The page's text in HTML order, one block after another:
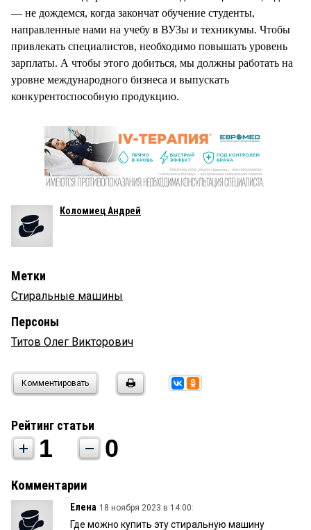
— не дождемся, когда закончат обучение студенты,
направленные нами на учебу в ВУЗы и техникумы. Чтобы
привлекать специалистов, необходимо повышать уровень
зарплаты. А чтобы этого добиться, мы должны работать на
уровне международного бизнеса и выпускать
конкурентоспособную продукцию.
Коломиец Андрей
Метки
Стиральные машины
Персоны
Титов Олег Викторович
Комментировать
Рейтинг статьи
1 0
Комментарии
Елена 18 ноября 2023 в 14:00:
Где можно купить эту стиральную машину